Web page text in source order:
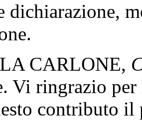
dichiarazione,
CARLONE,
Vi ringrazio
contributo